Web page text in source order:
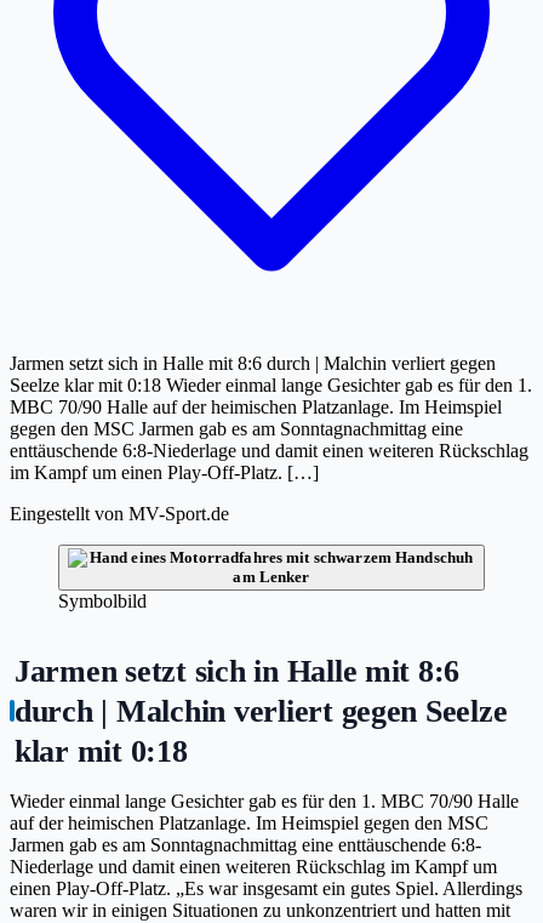
Jarmen setzt sich in Halle mit 8:6 durch | Malchin verliert gegen
Seelze klar mit 0:18 Wieder einmal lange Gesichter gab es für den 1.
MBC 70/90 Halle auf der heimischen Platzanlage. Im Heimspiel
gegen den MSC Jarmen gab es am Sonntagnachmittag eine
enttäuschende 6:8-Niederlage und damit einen weiteren Rückschlag
im Kampf um einen Play-Off-Platz. […]
Eingestellt von MV-Sport.de
Symbolbild
Jarmen setzt sich in Halle mit 8:6
durch | Malchin verliert gegen Seelze
klar mit 0:18
Wieder einmal lange Gesichter gab es für den 1. MBC 70/90 Halle
auf der heimischen Platzanlage. Im Heimspiel gegen den MSC
Jarmen gab es am Sonntagnachmittag eine enttäuschende 6:8-
Niederlage und damit einen weiteren Rückschlag im Kampf um
einen Play-Off-Platz. „Es war insgesamt ein gutes Spiel. Allerdings
waren wir in einigen Situationen zu unkonzentriert und hatten mit